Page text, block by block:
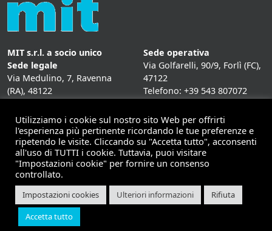
MIT s.r.l. a socio unico
Sede legale
Via Medulino, 7, Ravenna
(RA), 48122
Sede operativa
Via Golfarelli, 90/9, Forlì (FC),
47122
Telefono: +39 543 807072
Mail: info@mitweb.it
INFORMATIVE
Privacy Policy
Cookie Policy
Copyright 2026 | Mit - soluzioni per il mobile computing |
Utilizziamo i cookie sul nostro sito Web per offrirti
l'esperienza più pertinente ricordando le tue preferenze e
ripetendo le visite. Cliccando su "Accetta tutto", acconsenti
all'uso di TUTTI i cookie. Tuttavia, puoi visitare
"Impostazioni cookie" per fornire un consenso
controllato.
Impostazioni cookies Ulteriori informazioni
Rifiuta
Accetta tutto